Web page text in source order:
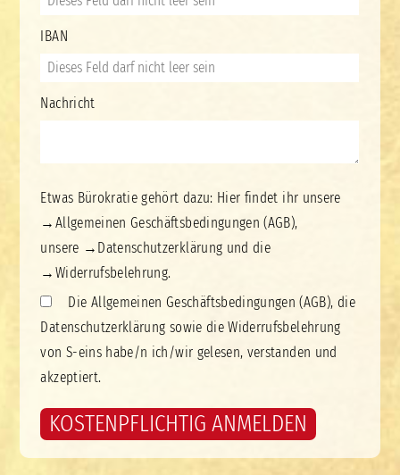
IBAN
Nachricht
Etwas Bürokratie gehört dazu: Hier findet ihr unsere
→ Allgemeinen Geschäftsbedingungen (AGB),
unsere → Datenschutzerklärung und die
→ Widerrufsbelehrung.
Die Allgemeinen Geschäftsbedingungen (AGB), die
Datenschutzerklärung sowie die Widerrufsbelehrung
von S-eins habe/n ich/wir gelesen, verstanden und
akzeptiert.